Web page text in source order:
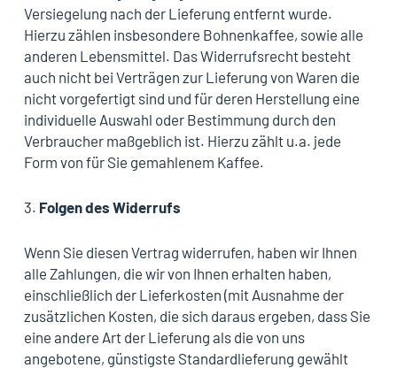
Versiegelung nach der Lieferung entfernt wurde.
Hierzu zählen insbesondere Bohnenkaffee, sowie alle
anderen Lebensmittel. Das Widerrufsrecht besteht
auch nicht bei Verträgen zur Lieferung von Waren die
nicht vorgefertigt sind und für deren Herstellung eine
individuelle Auswahl oder Bestimmung durch den
Verbraucher maßgeblich ist. Hierzu zählt u.a. jede
Form von für Sie gemahlenem Kaffee.
3. Folgen des Widerrufs
Wenn Sie diesen Vertrag widerrufen, haben wir Ihnen
alle Zahlungen, die wir von Ihnen erhalten haben,
einschließlich der Lieferkosten (mit Ausnahme der
zusätzlichen Kosten, die sich daraus ergeben, dass Sie
eine andere Art der Lieferung als die von uns
angebotene, günstigste Standardlieferung gewählt